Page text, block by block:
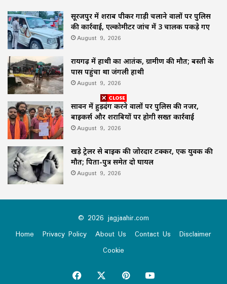
सूरजपुर में शराब पीकर गाड़ी चलाने वालों पर पुलिस
की कार्रवाई, एल्कोमीटर जांच में 3 चालक पकड़े गए
August 9, 2026
रायगढ़ में हाथी का आतंक, ग्रामीण की मौत; बस्ती के
पास पहुंचा था जंगली हाथी
August 9, 2026
सावन में हुड़दंग करने वालों पर पुलिस की नजर,
बाइकर्स और शराबियों पर होगी सख्त कार्रवाई
August 9, 2026
खड़े ट्रेलर से बाइक की जोरदार टक्कर, एक युवक की
मौत; पिता-पुत्र समेत दो घायल
August 9, 2026
© 2026 jagjaahir.com
Home
Privacy Policy About Us Contact Us
Disclaimer
Cookie
Facebook PinterestYouTube